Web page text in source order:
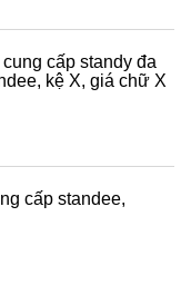
cấp standy đa
kệ X, giá chữ X
cấp standee,